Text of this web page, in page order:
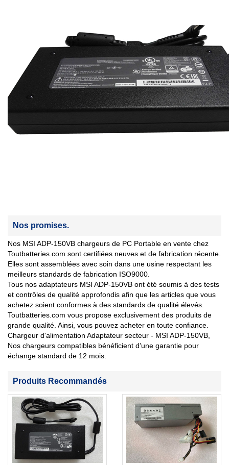
Nos promises.
Nos MSI ADP-150VB chargeurs de PC Portable en vente chez
Toutbatteries.com sont certifiées neuves et de fabrication récente.
Elles sont assemblées avec soin dans une usine respectant les
meilleurs standards de fabrication ISO9000.
Tous nos adaptateurs MSI ADP-150VB ont été soumis à des tests
et contrôles de qualité approfondis afin que les articles que vous
achetez soient conformes à des standards de qualité élevés.
Toutbatteries.com vous propose exclusivement des produits de
grande qualité. Ainsi, vous pouvez acheter en toute confiance.
Chargeur d'alimentation Adaptateur secteur - MSI ADP-150VB,
Nos chargeurs compatibles bénéficient d'une garantie pour
échange standard de 12 mois.
Produits Recommandés